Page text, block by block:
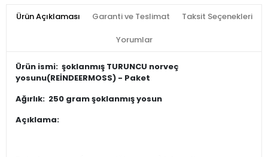
Ürün Açıklaması Garanti ve Teslimat Taksit Seçenekleri
Yorumlar
Ürün ismi: şoklanmış TURUNCU norveç
yosunu(REİNDEERMOSS) - Paket
Ağırlık: 250 gram şoklanmış yosun
Açıklama: